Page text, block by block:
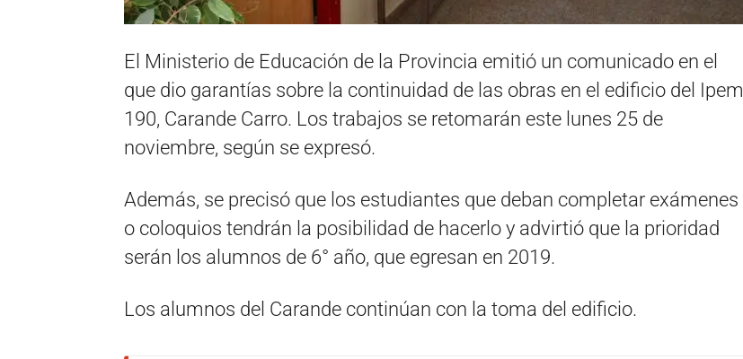
El Ministerio de Educación de la Provincia emitió un comunicado en el
que dio garantías sobre la continuidad de las obras en el edificio del Ipem
190, Carande Carro. Los trabajos se retomarán este lunes 25 de
noviembre, según se expresó.
Además, se precisó que los estudiantes que deban completar exámenes
o coloquios tendrán la posibilidad de hacerlo y advirtió que la prioridad
serán los alumnos de 6° año, que egresan en 2019.
Los alumnos del Carande continúan con la toma del edificio.